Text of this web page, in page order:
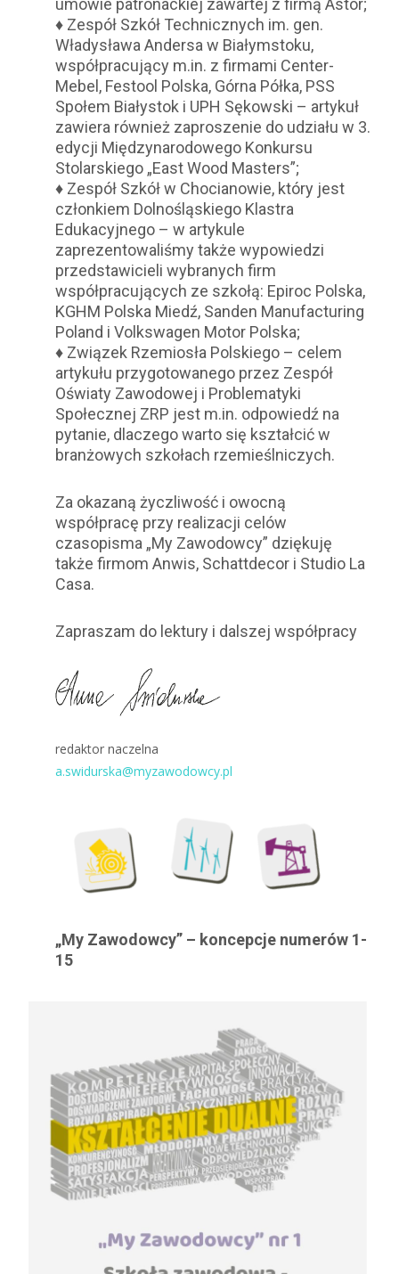
♦ Zespół Szkół Technicznych im. gen.
Władysława Andersa w Białymstoku,
współpracujący m.in. z firmami Center-
Mebel, Festool Polska, Górna Półka, PSS
Społem Białystok i UPH Sękowski – artykuł
zawiera również zaproszenie do udziału w 3.
edycji Międzynarodowego Konkursu
Stolarskiego „East Wood Masters”;
♦ Zespół Szkół w Chocianowie, który jest
członkiem Dolnośląskiego Klastra
Edukacyjnego – w artykule
zaprezentowaliśmy także wypowiedzi
przedstawicieli wybranych firm
współpracujących ze szkołą: Epiroc Polska,
KGHM Polska Miedź, Sanden Manufacturing
Poland i Volkswagen Motor Polska;
♦ Związek Rzemiosła Polskiego – celem
artykułu przygotowanego przez Zespół
Oświaty Zawodowej i Problematyki
Społecznej ZRP jest m.in. odpowiedź na
pytanie, dlaczego warto się kształcić w
branżowych szkołach rzemieślniczych.
Za okazaną życzliwość i owocną
współpracę przy realizacji celów
czasopisma „My Zawodowcy” dziękuję
także firmom Anwis, Schattdecor i Studio La
Casa.
Zapraszam do lektury i dalszej współpracy
redaktor naczelna
a.swidurska@myzawodowcy.pl
„My Zawodowcy” – koncepcje numerów 1-
15